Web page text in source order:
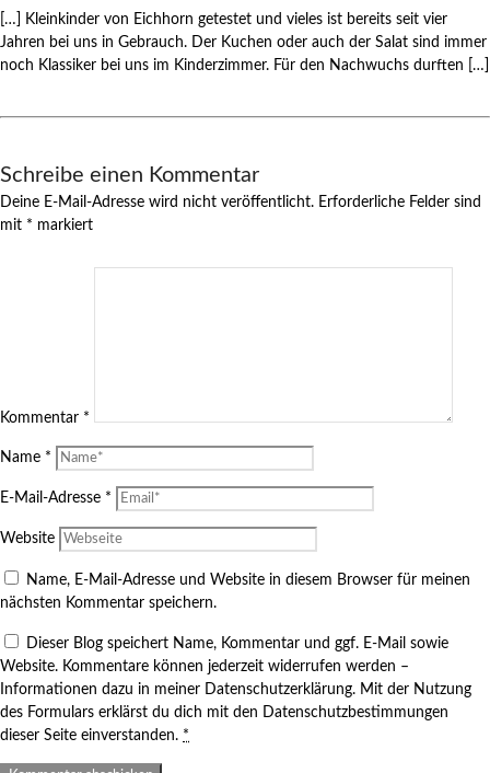
[…] Kleinkinder von Eichhorn getestet und vieles ist bereits seit vier
Jahren bei uns in Gebrauch. Der Kuchen oder auch der Salat sind immer
noch Klassiker bei uns im Kinderzimmer. Für den Nachwuchs durften […]
Schreibe einen Kommentar
Deine E-Mail-Adresse wird nicht veröffentlicht. Erforderliche Felder sind
mit * markiert
Kommentar *
Name *
E-Mail-Adresse *
Website
Name, E-Mail-Adresse und Website in diesem Browser für meinen
nächsten Kommentar speichern.
Dieser Blog speichert Name, Kommentar und ggf. E-Mail sowie
Website. Kommentare können jederzeit widerrufen werden –
Informationen dazu in meiner Datenschutzerklärung. Mit der Nutzung
des Formulars erklärst du dich mit den Datenschutzbestimmungen
dieser Seite einverstanden. *